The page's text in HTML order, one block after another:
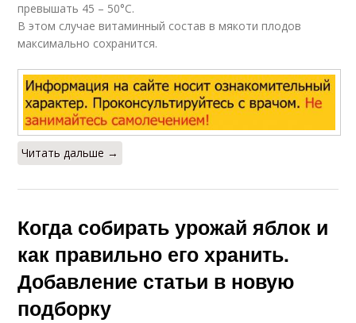
превышать 45 – 50°C.
В этом случае витаминный состав в мякоти плодов
максимально сохранится.
Читать дальше →
Когда собирать урожай яблок и
как правильно его хранить.
Добавление статьи в новую
подборку